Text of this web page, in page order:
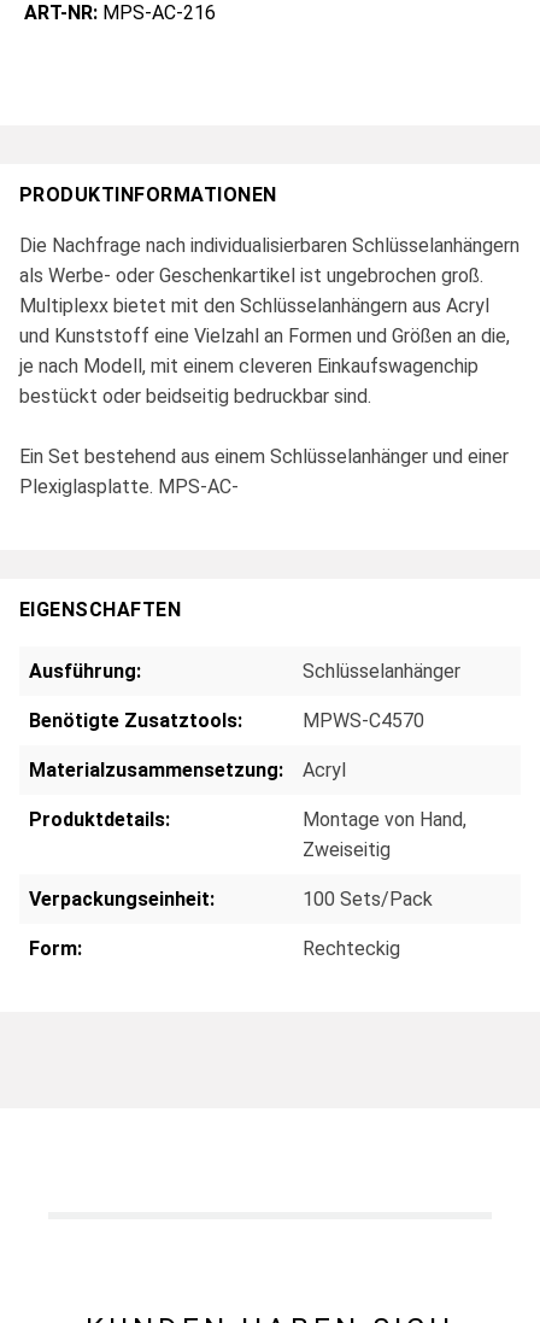
ART-NR: MPS-AC-216
PRODUKTINFORMATIONEN
Die Nachfrage nach individualisierbaren Schlüsselanhängern
als Werbe- oder Geschenkartikel ist ungebrochen groß.
Multiplexx bietet mit den Schlüsselanhängern aus Acryl
und Kunststoff eine Vielzahl an Formen und Größen an die,
je nach Modell, mit einem cleveren Einkaufswagenchip
bestückt oder beidseitig bedruckbar sind.
Ein Set bestehend aus einem Schlüsselanhänger und einer
Plexiglasplatte. MPS-AC-
EIGENSCHAFTEN
Ausführung: Schlüsselanhänger
Benötigte Zusatztools: MPWS-C4570
Materialzusammensetzung: Acryl
Produktdetails: Montage von Hand,
Zweiseitig
Verpackungseinheit: 100 Sets/Pack
Form: Rechteckig